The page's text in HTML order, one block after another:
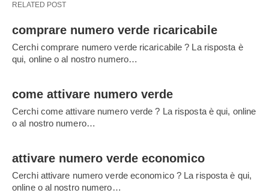
RELATED POST
comprare numero verde ricaricabile
Cerchi comprare numero verde ricaricabile ? La risposta è
qui, online o al nostro numero…
come attivare numero verde
Cerchi come attivare numero verde ? La risposta è qui, online
o al nostro numero…
attivare numero verde economico
Cerchi attivare numero verde economico ? La risposta è qui,
online o al nostro numero…